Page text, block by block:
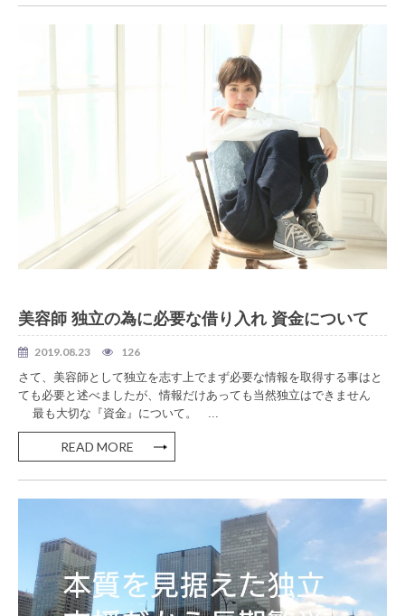
美容師 独立の為に必要な借り入れ 資金について
2019.08.23
126
さて、美容師として独立を志す上でまず必要な情報を取得する事はと
ても必要と述べましたが、情報だけあっても当然独立はできません
最も大切な『資金』について。 ...
READ MORE